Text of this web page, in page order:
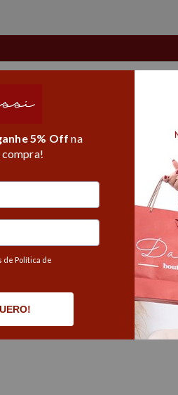
manga longa fitness
5% Off na
de Política de